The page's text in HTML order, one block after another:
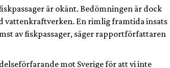
är okänt. Bedömningen är dock
vattenkraftverken. En rimlig framtida insats
av fiskpassager, säger rapportförfattaren
mot Sverige för att vi inte